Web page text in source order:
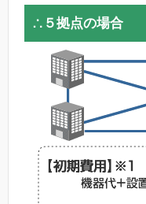
∴５拠点の場合